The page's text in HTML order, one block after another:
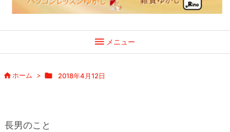
 メニュー
ホーム >  2018年4月12日
長男のこと